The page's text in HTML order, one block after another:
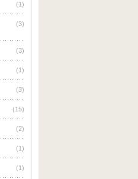
(1)
(3)
(3)
(1)
(3)
(15)
(2)
(1)
(1)